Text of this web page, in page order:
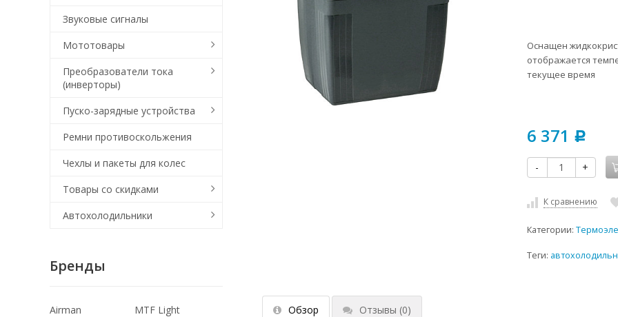
Оснащен
отображается
текущее время
6 371 Р
- +
К сравнению
Категории:
Теги:
Обзор Отзывы (0)
Звуковые сигналы
Мототовары
Преобразователи тока
(инверторы)
Пуско-зарядные устройства
Ремни противоскольжения
Чехлы и пакеты для колес
Товары со скидками
Автохолодильники
Бренды
Airman
MTF Light